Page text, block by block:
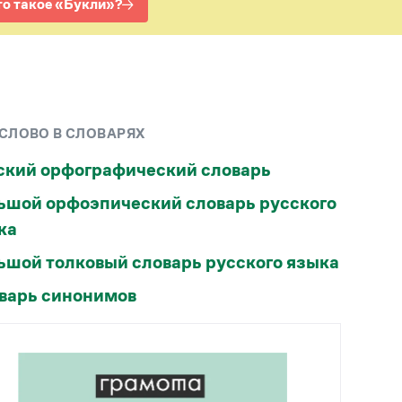
Рекомендуем
Интерактивные упражнения: от простого к
Скороговорки
Издательство
Словари
Учебники и справочники
Все книги
В СЛОВАРЯХ
орфографический словарь
орфоэпический словарь русского
толковый словарь русского языка
синонимов